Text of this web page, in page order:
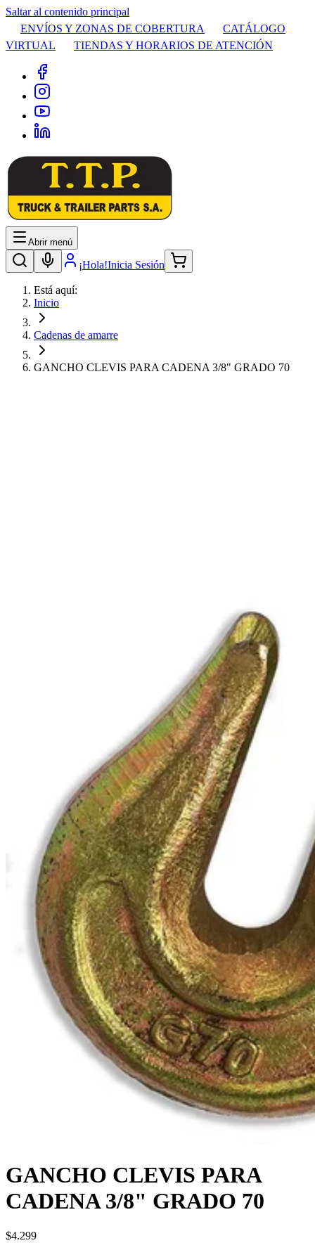
Saltar al contenido principal
ENVÍOS Y ZONAS DE COBERTURA
CATÁLOGO
VIRTUAL
TIENDAS Y HORARIOS DE ATENCIÓN
Abrir menú
¡Hola!Inicia Sesión
Está aquí:
Inicio
Cadenas de amarre
GANCHO CLEVIS PARA CADENA 3/8" GRADO 70
GANCHO CLEVIS PARA
CADENA 3/8" GRADO 70
$4.299